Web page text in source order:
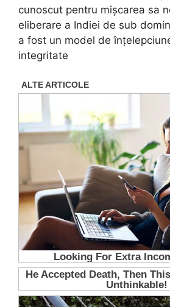
cunoscut pentru mișcarea sa
eliberare a Indiei de sub
a fost un model de
integritate